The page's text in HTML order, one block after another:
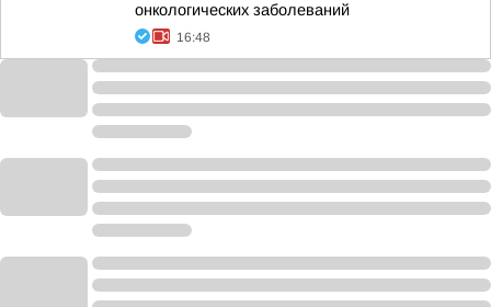
онкологических заболеваний
16:48